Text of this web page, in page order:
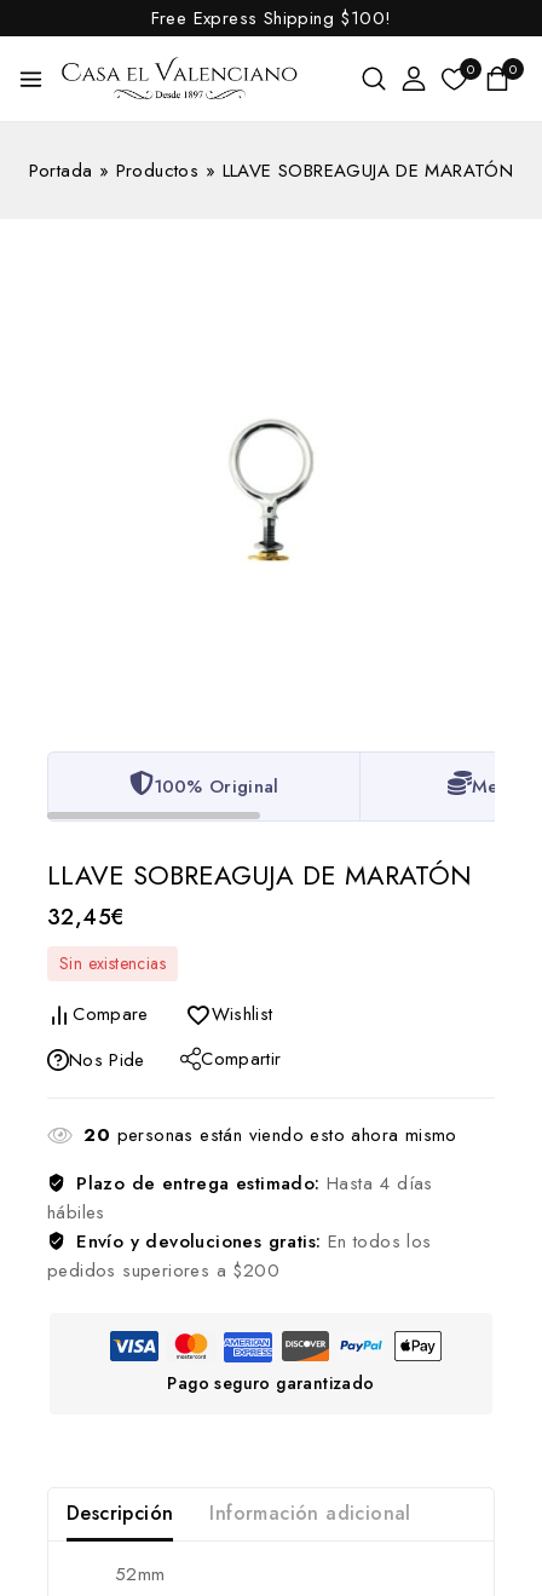
Free Express Shipping $100!
0 0
Portada » Productos » LLAVE SOBREAGUJA DE MARATÓN
100% Original Mejor
LLAVE SOBREAGUJA DE MARATÓN
32,45€
Sin existencias
Compare
Wishlist
Nos Pide
Compartir
20 personas están viendo esto ahora mismo
Plazo de entrega estimado: Hasta 4 días
hábiles
Envío y devoluciones gratis: En todos los
pedidos superiores a $200
Pago seguro garantizado
Descripción Información adicional
52mm